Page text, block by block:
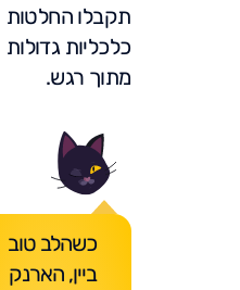
תקבלו החלטות
כלכליות גדולות
מתוך רגש.
כשהלב טוב
ביין, הארנק